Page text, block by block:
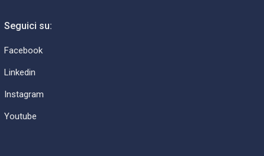
Seguici su:
Facebook
Linkedin
Instagram
Youtube